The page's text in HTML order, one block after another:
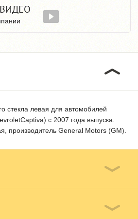
стекла левая для автомобилей
с 2007 года выпуска.
производитель General Motors (GM).